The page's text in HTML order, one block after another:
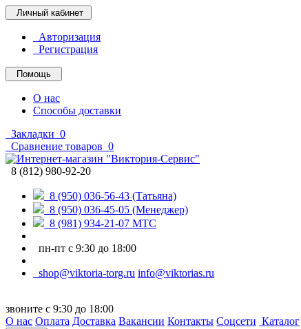
Личный кабинет
Авторизация
Регистрация
Помощь
О нас
Способы доставки
Закладки 0
Сравнение товаров 0
8 (812) 980-92-20
8 (950) 036-56-43 (Татьяна)
8 (950) 036-45-05 (Менеджер)
8 (981) 934-21-07 МТС
пн-пт с 9:30 до 18:00
shop@viktoria-torg.ru info@viktorias.ru
звоните с 9:30 до 18:00
О нас Оплата Доставка Вакансии Контакты Соцсети Каталог